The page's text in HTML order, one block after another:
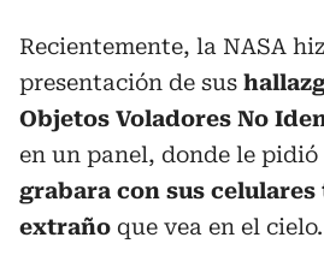
Recientemente, la NASA
presentación de sus
Objetos Voladores No
en un panel, donde le
grabara con sus
extraño que vea en el cielo.